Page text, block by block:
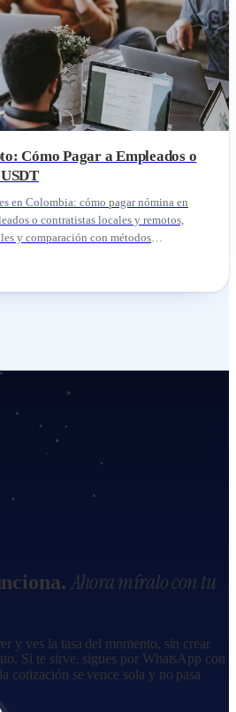
Cómo Pagar a Empleados o
en Colombia: cómo pagar nómina en
o contratistas locales y remotos,
y comparación con métodos
Ahora míralo con tu
y ves la tasa del momento, sin crear
Si te sirve, sigues por WhatsApp con
cotización se vence sola y no pasa